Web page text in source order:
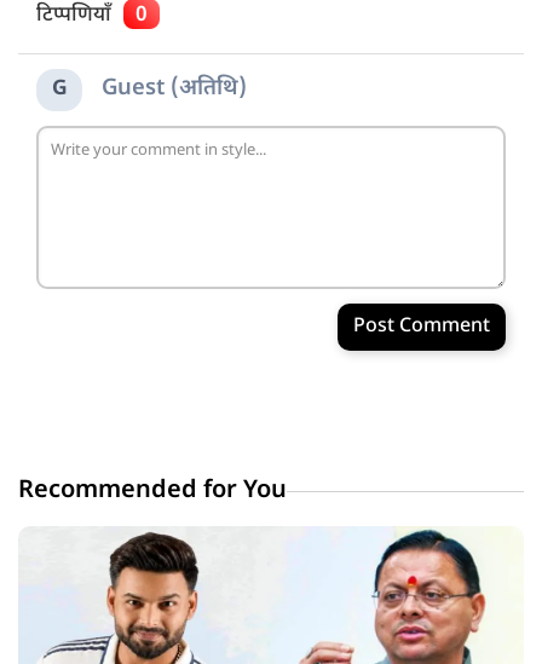
टिप्पणियाँ 0
G Guest (अतिथि)
Post Comment
Recommended for You